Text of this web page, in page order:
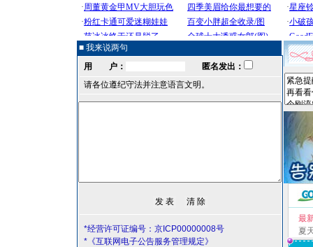
■ 我来说两句
用 户：
匿名发出：
请各位遵纪守法并注意语言文明。
*经营许可证编号：京ICP00000008号
*《互联网电子公告服务管理规定》
最
夏